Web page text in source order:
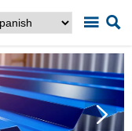
 